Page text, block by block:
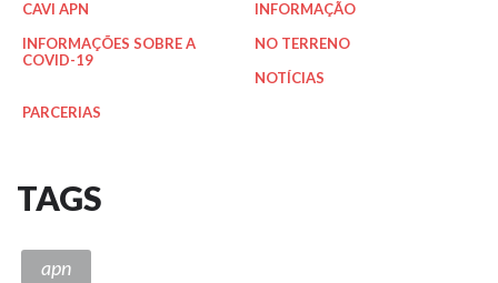
CAVI APN
INFORMAÇÃO
INFORMAÇÕES SOBRE A
COVID-19
NO TERRENO
NOTÍCIAS
PARCERIAS
TAGS
apn